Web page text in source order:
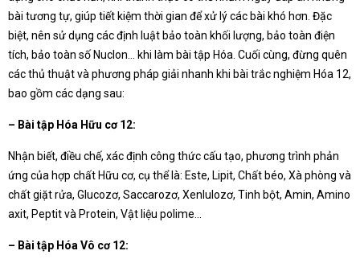
bài tương tự, giúp tiết kiệm thời gian để xử lý các bài khó hơn. Đặc
biệt, nên sử dụng các định luật bảo toàn khối lượng, bảo toàn điện
tích, bảo toàn số Nuclon… khi làm bài tập Hóa. Cuối cùng, đừng quên
các thủ thuật và phương pháp giải nhanh khi bài trắc nghiệm Hóa 12,
bao gồm các dạng sau:
– Bài tập Hóa Hữu cơ 12:
Nhận biết, điều chế, xác định công thức cấu tạo, phương trình phản
ứng của hợp chất Hữu cơ, cụ thể là: Este, Lipit, Chất béo, Xà phòng và
chất giặt rửa, Glucozơ, Saccarozơ, Xenlulozơ, Tinh bột, Amin, Amino
axit, Peptit và Protein, Vật liệu polime…
– Bài tập Hóa Vô cơ 12: